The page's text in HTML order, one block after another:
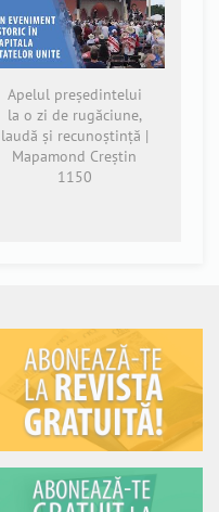
Apelul președintelui
la o zi de rugăciune,
laudă și recunoștință |
Mapamond Creștin
1150